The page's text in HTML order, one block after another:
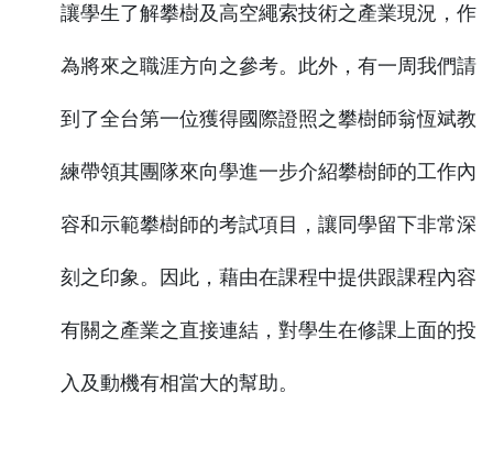
讓學生了解攀樹及高空繩索技術之產業現況，作
為將來之職涯方向之參考。此外，有一周我們請
到了全台第一位獲得國際證照之攀樹師翁恆斌教
練帶領其團隊來向學進一步介紹攀樹師的工作內
容和示範攀樹師的考試項目，讓同學留下非常深
刻之印象。因此，藉由在課程中提供跟課程內容
有關之產業之直接連結，對學生在修課上面的投
入及動機有相當大的幫助。